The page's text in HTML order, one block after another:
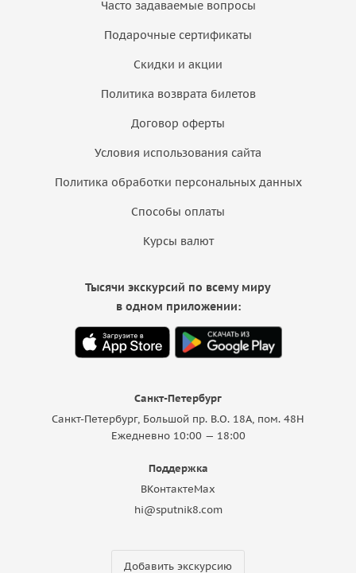
Часто задаваемые вопросы
Подарочные сертификаты
Скидки и акции
Политика возврата билетов
Договор оферты
Условия использования сайта
Политика обработки персональных данных
Способы оплаты
Курсы валют
Санкт-Петербург
Санкт-Петербург, Большой пр. В.О. 18A, пом. 48Н
Ежедневно 10:00 — 18:00
Поддержка
ВКонтактеMax
hi@sputnik8.com
Добавить экскурсию
Тысячи экскурсий по всему миру
в одном приложении: